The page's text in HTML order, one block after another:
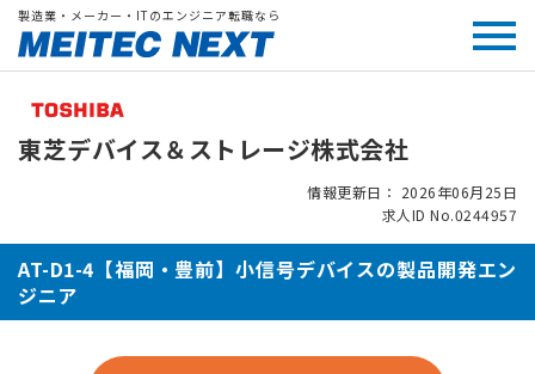
製造業・メーカー・ITのエンジニア転職なら
東芝デバイス＆ストレージ株式会社
情報更新日： 2026年06月25日
求人ID No.0244957
AT-D1-4【福岡・豊前】小信号デバイスの製品開発エン
ジニア